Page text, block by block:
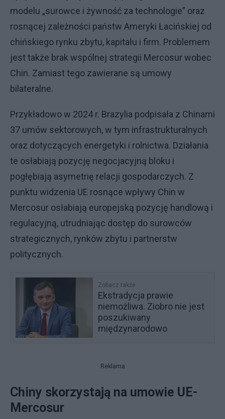
modelu „surowce i żywność za technologie” oraz
rosnącej zależności państw Ameryki Łacińskiej od
chińskiego rynku zbytu, kapitału i firm. Problemem
jest także brak wspólnej strategii Mercosur wobec
Chin. Zamiast tego zawierane są umowy
bilateralne.
Przykładowo w 2024 r. Brazylia podpisała z Chinami
37 umów sektorowych, w tym infrastrukturalnych
oraz dotyczących energetyki i rolnictwa. Działania
te osłabiają pozycję negocjacyjną bloku i
pogłębiają asymetrię relacji gospodarczych. Z
punktu widzenia UE rosnące wpływy Chin w
Mercosur osłabiają europejską pozycję handlową i
regulacyjną, utrudniając dostęp do surowców
strategicznych, rynków zbytu i partnerstw
politycznych.
Zobacz także
Ekstradycja prawie
niemożliwa. Ziobro nie jest
poszukiwany
międzynarodowo
Reklama
Chiny skorzystają na umowie UE-
Mercosur